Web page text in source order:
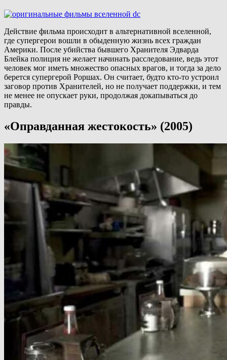
Действие фильма происходит в альтернативной вселенной,
где супергерои вошли в обыденную жизнь всех граждан
Америки. После убийства бывшего Хранителя Эдварда
Блейка полиция не желает начинать расследование, ведь этот
человек мог иметь множество опасных врагов, и тогда за дело
берется супергерой Роршах. Он считает, будто кто-то устроил
заговор против Хранителей, но не получает поддержки, и тем
не менее не опускает руки, продолжая докапываться до
правды.
«Оправданная жестокость» (2005)